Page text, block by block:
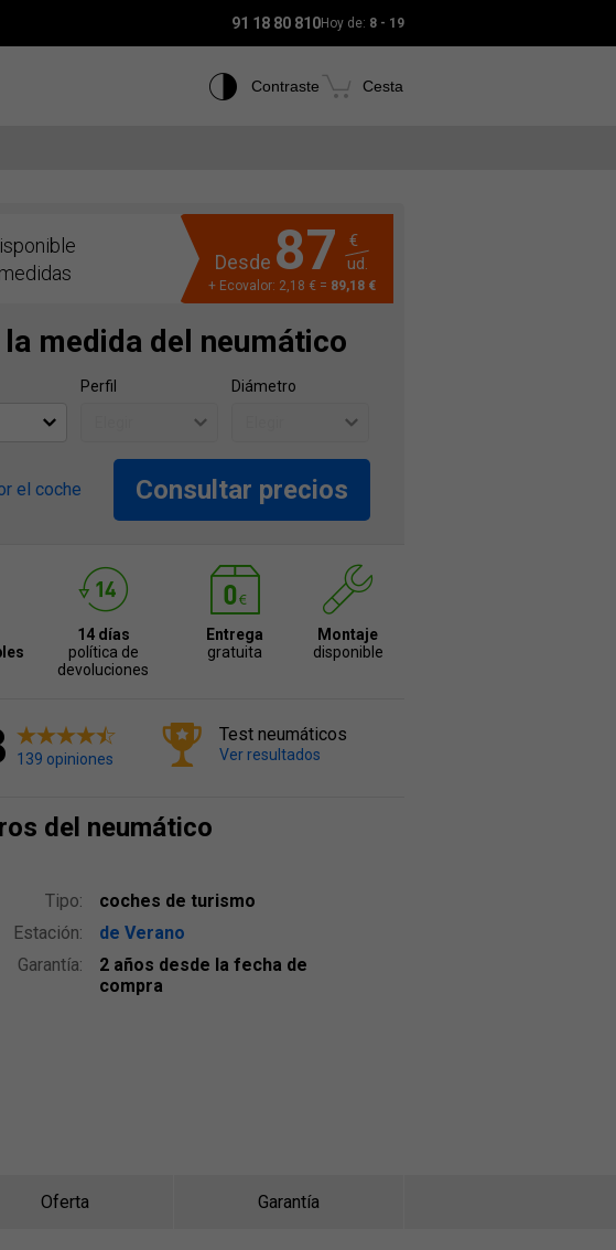
91 18 80 810Hoy de: 8 - 19
Contraste Cesta
Desde 87
€
ud.
+ Ecovalor: 2,18 € = 89,18 €
la medida del neumático
Perfil Diámetro
el coche Consultar precios
14 días
política de
devoluciones
Entrega
gratuita
Montaje
disponible
139 opiniones
Test neumáticos
Ver resultados
del neumático
Tipo:
coches de turismo
Estación:
de Verano
Garantía:
2 años desde la fecha de
compra
Oferta Garantía